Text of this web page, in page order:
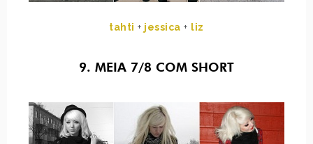
tahti + jessica + liz
9. MEIA 7/8 COM SHORT